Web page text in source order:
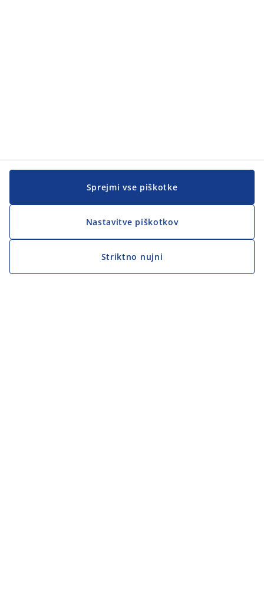
Sprejmi vse piškotke
Nastavitve piškotkov
Striktno nujni